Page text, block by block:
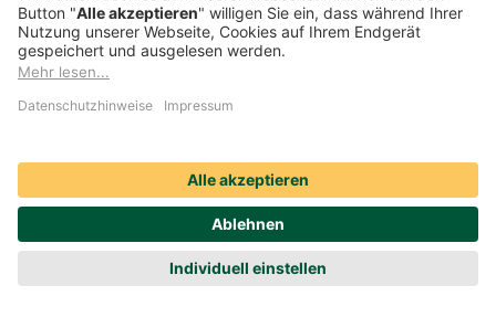
Regelmäßige Informationen zum Monega FairInvest Aktien
R aufrufen
Weitere Rentenversicherungen (nicht fondsgebunden)
ökologische und/oder soziale Merkmale berücksichtigt.Zu der oben
genannten Anlagemöglichkeit finden Sie hier die
nachhaltigkeitsbezogenen Offenlegungen:
Regelmäßige Informationen zum Sicherungsvermögen
(DEVK Lebensversicherungsverein a.G.) herunterladen (PDF,
205 KB)